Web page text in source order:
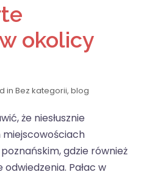
okolicy
in Bez kategorii, blog
że niesłusznie
gdzie również
Pałac w